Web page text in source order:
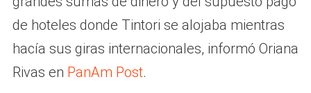
de hoteles donde Tintori se alojaba mientras
hacía sus giras internacionales, informó Oriana
Rivas en PanAm Post.